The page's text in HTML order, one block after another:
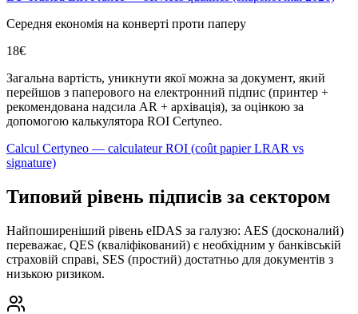
Середня економія на конверті проти паперу
18€
Загальна вартість, уникнути якої можна за документ, який
перейшов з паперового на електронний підпис (принтер +
рекомендована надсила AR + архівація), за оцінкою за
допомогою калькулятора ROI Certyneo.
Calcul Certyneo — calculateur ROI (coût papier LRAR vs
signature)
Типовий рівень підписів за сектором
Найпоширеніший рівень eIDAS за галузю: AES (досконалий)
переважає, QES (кваліфікований) є необхідним у банківській
страховій справі, SES (простий) достатньо для документів з
низькою ризиком.